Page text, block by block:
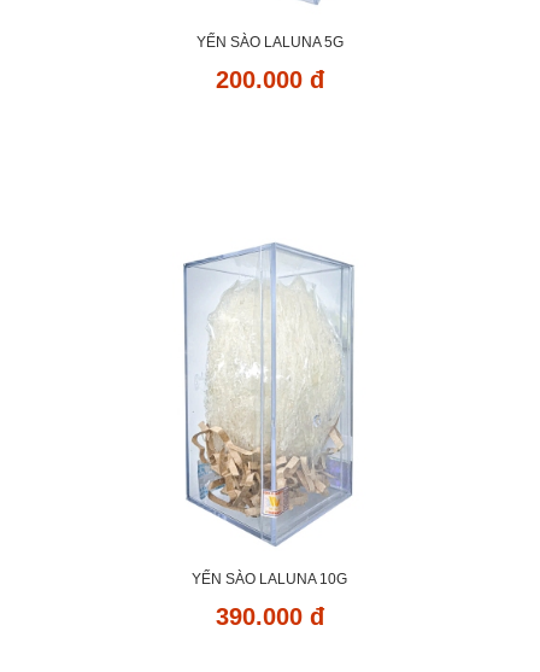
YẾN SÀO LALUNA 5G
200.000 đ
YẾN SÀO LALUNA 10G
390.000 đ